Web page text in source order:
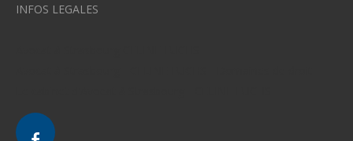
INFOS LEGALES